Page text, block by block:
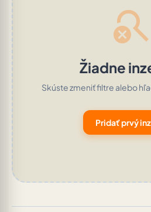
search_off
Žiadne
Skúste zmeniť filtre alebo
Pridať prvý